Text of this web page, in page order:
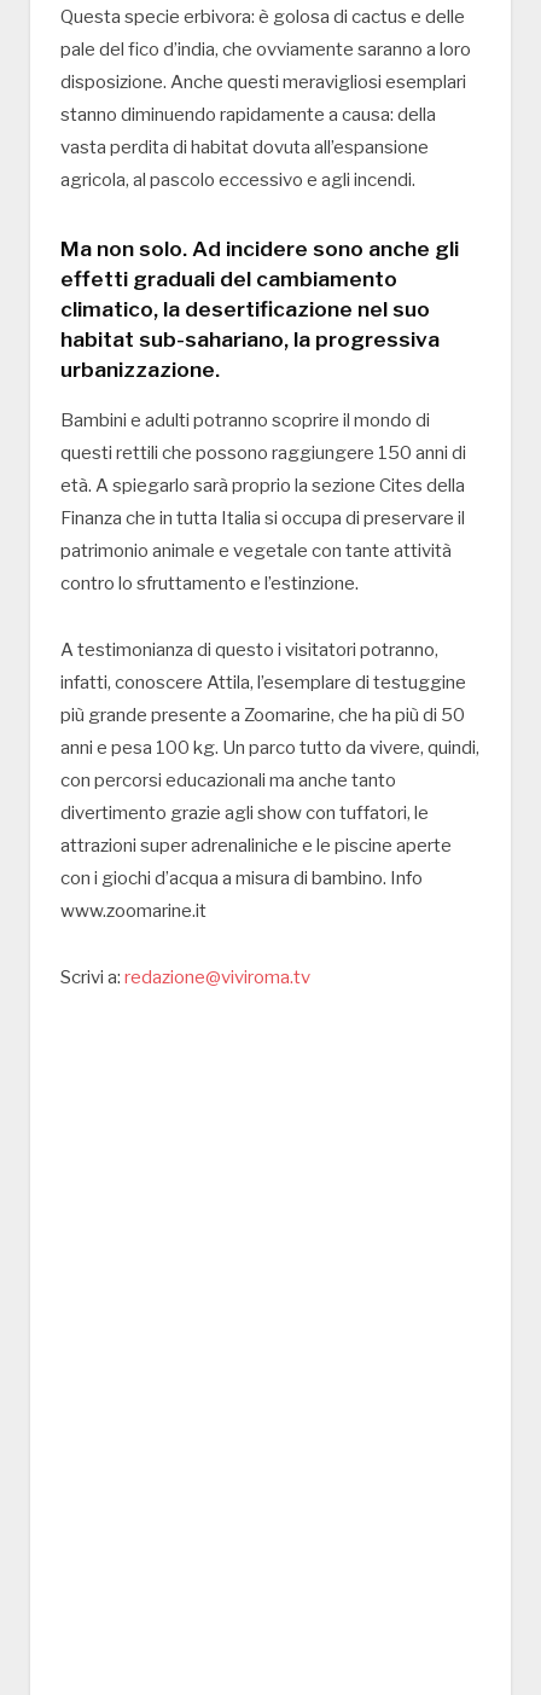
Questa specie erbivora: è golosa di cactus e delle
pale del fico d’india, che ovviamente saranno a loro
disposizione. Anche questi meravigliosi esemplari
stanno diminuendo rapidamente a causa: della
vasta perdita di habitat dovuta all’espansione
agricola, al pascolo eccessivo e agli incendi.
Ma non solo. Ad incidere sono anche gli
effetti graduali del cambiamento
climatico, la desertificazione nel suo
habitat sub-sahariano, la progressiva
urbanizzazione.
Bambini e adulti potranno scoprire il mondo di
questi rettili che possono raggiungere 150 anni di
età. A spiegarlo sarà proprio la sezione Cites della
Finanza che in tutta Italia si occupa di preservare il
patrimonio animale e vegetale con tante attività
contro lo sfruttamento e l’estinzione.
A testimonianza di questo i visitatori potranno,
infatti, conoscere Attila, l’esemplare di testuggine
più grande presente a Zoomarine, che ha più di 50
anni e pesa 100 kg. Un parco tutto da vivere, quindi,
con percorsi educazionali ma anche tanto
divertimento grazie agli show con tuffatori, le
attrazioni super adrenaliniche e le piscine aperte
con i giochi d’acqua a misura di bambino. Info
www.zoomarine.it
Scrivi a: redazione@viviroma.tv